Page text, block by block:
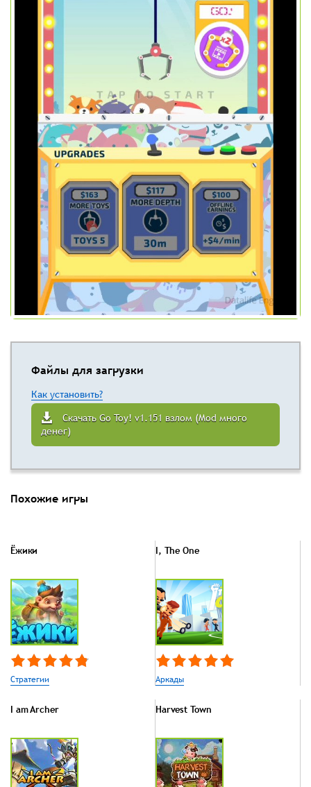
Файлы для загрузки
Как установить?
Скачать Go Toy! v1.151 взлом (Mod много
денег)
Похожие игры
Ёжики
Стратегии
I, The One
Аркады
I am Archer Harvest Town